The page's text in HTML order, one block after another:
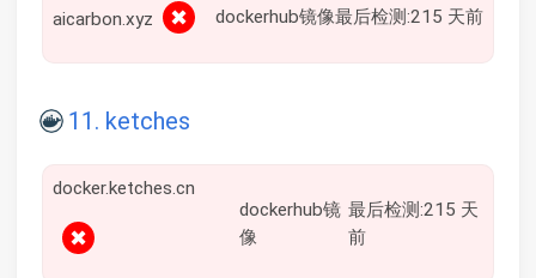
aicarbon.xyz ✖ dockerhub镜像最后检测:215 天前
11. ketches
docker.ketches.cn
✖
dockerhub镜
像
最后检测:215 天
前